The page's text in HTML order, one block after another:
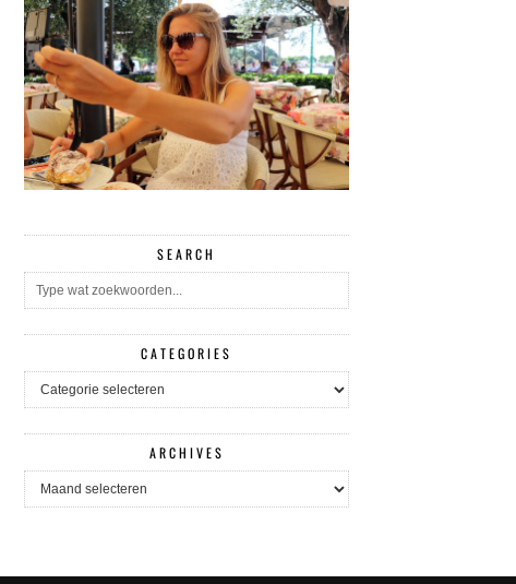
SEARCH
CATEGORIES
CATEGORIES
ARCHIVES
ARCHIVES